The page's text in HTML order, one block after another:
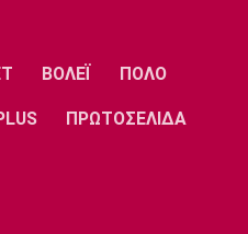
αναβάθμιση
ΒΟΛΕΪ ΠΟΛΟ
ΠΡΩΤΟΣΕΛΙΔΑ